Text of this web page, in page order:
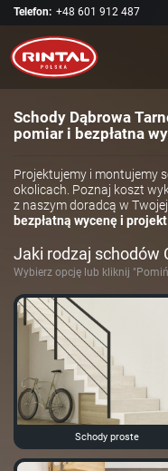
Telefon: +48 601 912 487
Schody Dąbrowa
pomiar i bezpłatna
Projektujemy i montujemy
okolicach. Poznaj koszt
z naszym doradcą w
bezpłatną wycenę i projekt
Jaki rodzaj schodów
Wybierz opcję lub kliknij
Schody proste